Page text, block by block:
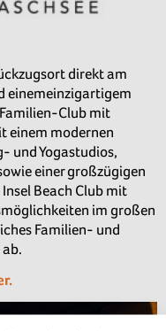
direkt am
einemeinzigartigem
Club mit
einem modernen
und Yogastudios,
einer großzügigen
Beach Club mit
im großen
Familien- und